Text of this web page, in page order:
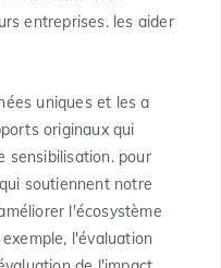
entreprises. les aider
uniques et les a
originaux qui
sensibilisation. pour
soutiennent notre
l'écosystème
l'évaluation